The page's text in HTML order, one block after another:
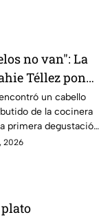
no van": La
Téllez pone
a Carmen
de mandiles
de MasterChef
un cabello
de la cocinera
primera degustación
2026